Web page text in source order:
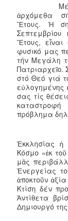
Μέ τή
ἀρχόμεθα
Ἔτους. Ἡ
Σεπτεμβρίου
Ἔτους,
φυσικό μας
τήν Μεγάλη
Πατριαρχεῖο.
στό Θεό γιά
εὐλογημένης
σας τίς
καταστροφή
πρόβλημα
Ἐκκλησίας
Κόσμο «ἐκ
μᾶς
Ἐνεργείας
ἀποκτοῦν
Κτίση δέν
Ἀντίθετα
Δημιουργό